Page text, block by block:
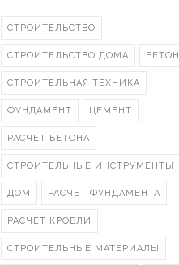
СТРОИТЕЛЬСТВО
СТРОИТЕЛЬСТВО ДОМА БЕТОН
СТРОИТЕЛЬНАЯ ТЕХНИКА
ФУНДАМЕНТ ЦЕМЕНТ
РАСЧЕТ БЕТОНА
СТРОИТЕЛЬНЫЕ ИНСТРУМЕНТЫ
ДОМ РАСЧЕТ ФУНДАМЕНТА
РАСЧЕТ КРОВЛИ
СТРОИТЕЛЬНЫЕ МАТЕРИАЛЫ